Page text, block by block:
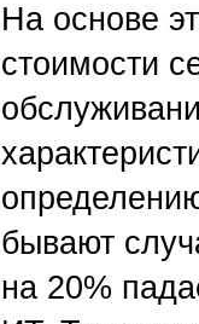
На основе
стоимости
бывают
на 20%